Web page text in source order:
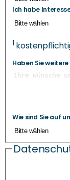
Ich habe
1
Haben Sie
Wie sind Sie auf